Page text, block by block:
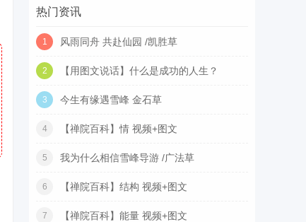
热门资讯
1 风雨同舟 共赴仙园 /凯胜草
2 【用图文说话】什么是成功的人生？
3 今生有缘遇雪峰 金石草
4 【禅院百科】情 视频+图文
5 我为什么相信雪峰导游 /广法草
6 【禅院百科】结构 视频+图文
7 【禅院百科】能量 视频+图文